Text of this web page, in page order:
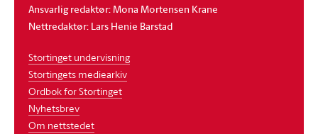
Ansvarlig redaktør: Mona Mortensen Krane
Nettredaktør: Lars Henie Barstad
Stortinget undervisning
Stortingets mediearkiv
Ordbok for Stortinget
Nyhetsbrev
Om nettstedet